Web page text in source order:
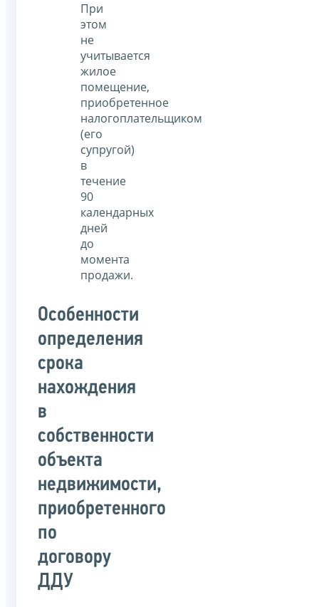
При
этом
не
учитывается
жилое
помещение,
приобретенное
налогоплательщиком
(его
супругой)
в
течение
90
календарных
дней
до
момента
продажи.
Особенности
определения
срока
нахождения
в
собственности
объекта
недвижимости,
приобретенного
по
договору
ДДУ